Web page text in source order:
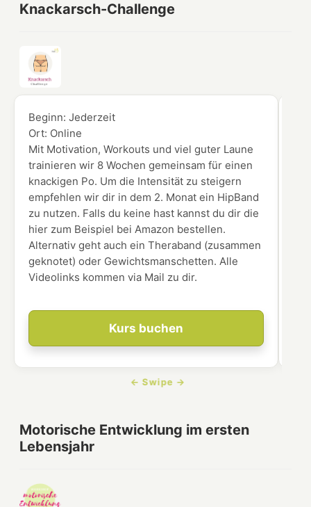
Knackarsch-Challenge
Kurs buchen
Beginn:Jederzeit
Ort: Online
Mit Motivation, Workouts und viel guter Laune
trainieren wir 8 Wochen gemeinsam für einen
knackigen Po. Um die Intensität zu steigern
empfehlen wir dir in dem 2. Monat ein HipBand
zu nutzen. Falls du keine hast kannst du dir die
hier zum Beispiel bei Amazon bestellen.
Alternativ geht auch ein Theraband (zusammen
geknotet) oder Gewichtsmanschetten. Alle
Videolinks kommen via Mail zu dir.
Motorische Entwicklung im ersten
Lebensjahr